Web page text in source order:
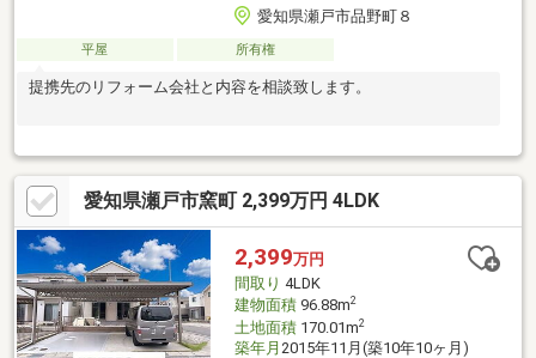
愛知県瀬戸市品野町８
平屋 所有権
提携先のリフォーム会社と内容を相談致します。
愛知県瀬戸市窯町 2,399万円 4LDK
2,399万円
間取り 4LDK
建物面積96.88m2
土地面積170.01m2
築年月 2015年11月(築10年10ヶ月)